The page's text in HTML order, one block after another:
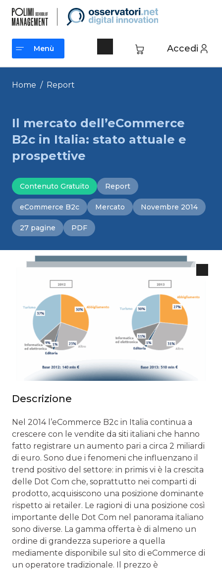
contenuto
Accedi
Menù
Menù
Home / Report
Il mercato dell’eCommerce
B2c in Italia: stato attuale e
prospettive
Contenuto Gratuito Report
eCommerce B2c Mercato Novembre 2014
27 pagine PDF
Descrizione
Nel 2014 l’eCommerce B2c in Italia continua a
crescere con le vendite da siti italiani che hanno
fatto registrare un aumento pari a circa 2 miliardi
di euro. Sono due i fenomeni che influenzano il
trend positivo del settore: in primis vi è la crescita
delle Dot Com che, soprattutto nei comparti di
prodotto, acquisiscono una posizione dominante
rispetto ai retailer. Le ragioni di una posizione così
importante delle Dot Com nel panorama italiano
sono diverse. La gamma offerta è di almeno un
ordine di grandezza superiore a quella
mediamente disponibile sul sito di eCommerce di
un operatore tradizionale. Il prezzo è